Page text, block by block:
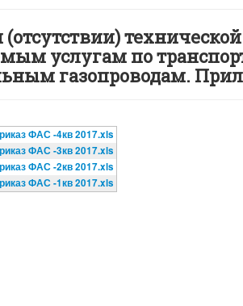
услугам по
газопроводам.
ФАС -4кв 2017.xls
ФАС -3кв 2017.xls
ФАС -2кв 2017.xls
ФАС -1кв 2017.xls